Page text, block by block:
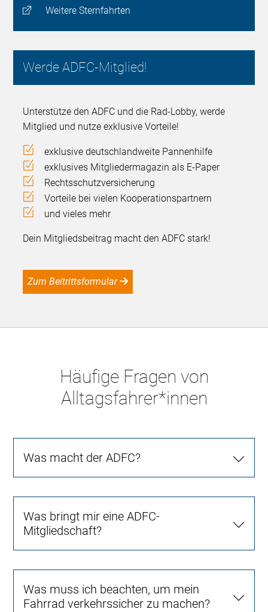
Weitere Sternfahrten
Werde ADFC-Mitglied!
Unterstütze den ADFC und die Rad-Lobby, werde
Mitglied und nutze exklusive Vorteile!
exklusive deutschlandweite Pannenhilfe
exklusives Mitgliedermagazin als E-Paper
Rechtsschutzversicherung
Vorteile bei vielen Kooperationspartnern
und vieles mehr
Dein Mitgliedsbeitrag macht den ADFC stark!
Zum Beitrittsformular
Häufige Fragen von
Alltagsfahrer*innen
Was macht der ADFC?
Was bringt mir eine ADFC-
Mitgliedschaft?
Was muss ich beachten, um mein
Fahrrad verkehrssicher zu machen?